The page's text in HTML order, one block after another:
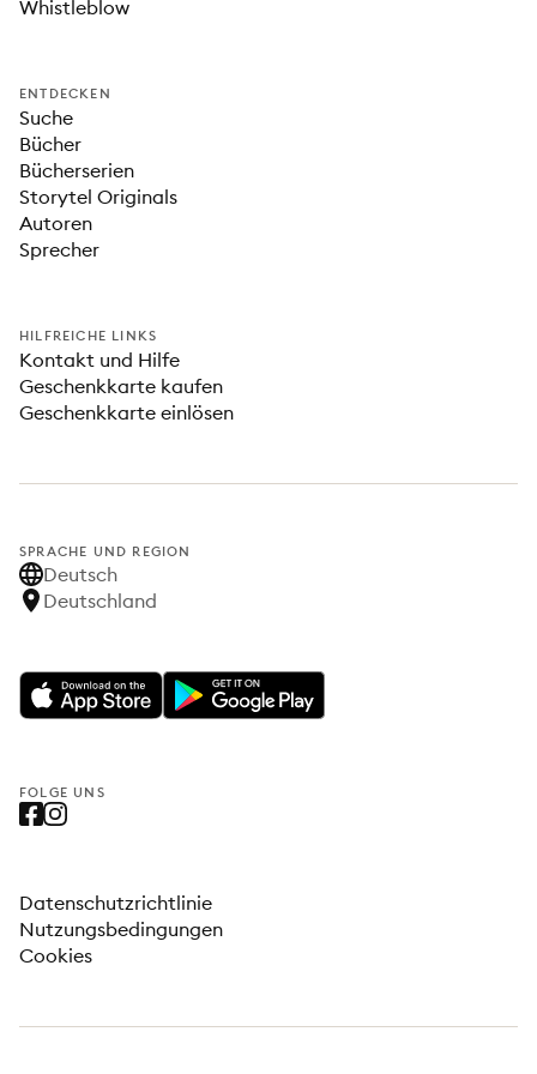
Whistleblow
ENTDECKEN
Suche
Bücher
Bücherserien
Storytel Originals
Autoren
Sprecher
HILFREICHE LINKS
Kontakt und Hilfe
Geschenkkarte kaufen
Geschenkkarte einlösen
SPRACHE UND REGION
Deutsch
Deutschland
FOLGE UNS
Datenschutzrichtlinie
Nutzungsbedingungen
Cookies